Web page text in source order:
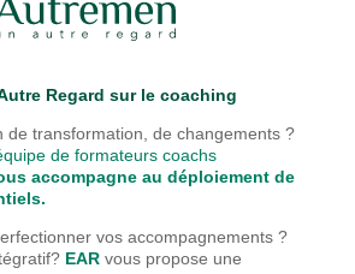
Regard sur le coaching
de transformation, de changements ?
de formateurs coachs
accompagne au déploiement de
vos accompagnements ?
EAR vous propose une